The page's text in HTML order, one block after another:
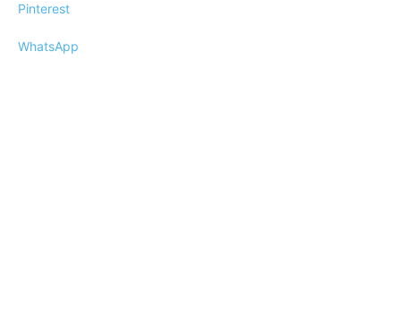
Pinterest
WhatsApp